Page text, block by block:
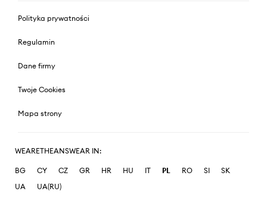
Polityka prywatności
Regulamin
Dane firmy
Twoje Cookies
Mapa strony
WEARETHEANSWEAR IN:
BG CY CZ GR HR HU IT PL RO SI
SK
UA
UA(RU)